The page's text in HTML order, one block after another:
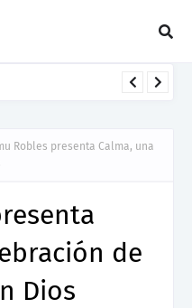
Robles presenta Calma, una
de
Dios